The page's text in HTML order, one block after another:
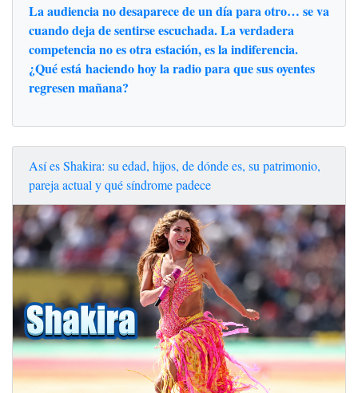
La audiencia no desaparece de un día para otro… se va
cuando deja de sentirse escuchada. La verdadera
competencia no es otra estación, es la indiferencia.
¿Qué está haciendo hoy la radio para que sus oyentes
regresen mañana?
Así es Shakira: su edad, hijos, de dónde es, su patrimonio,
pareja actual y qué síndrome padece